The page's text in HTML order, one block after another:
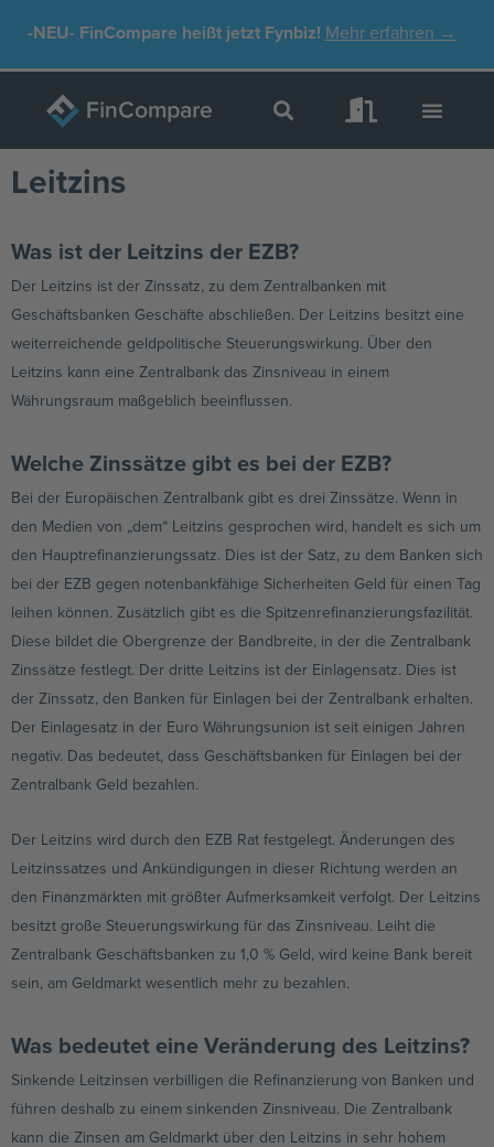
-NEU-FinCompare heißt jetzt Fynbiz! Mehr erfahren →
Leitzins
Was ist der Leitzins der EZB?
Der Leitzins ist der Zinssatz, zu dem Zentralbanken mit
Geschäftsbanken Geschäfte abschließen. Der Leitzins besitzt eine
weiterreichende geldpolitische Steuerungswirkung. Über den
Leitzins kann eine Zentralbank das Zinsniveau in einem
Währungsraum maßgeblich beeinflussen.
Welche Zinssätze gibt es bei der EZB?
Bei der Europäischen Zentralbank gibt es drei Zinssätze. Wenn in
den Medien von „dem“ Leitzins gesprochen wird, handelt es sich um
den Hauptrefinanzierungssatz. Dies ist der Satz, zu dem Banken sich
bei der EZB gegen notenbankfähige Sicherheiten Geld für einen Tag
leihen können. Zusätzlich gibt es die Spitzenrefinanzierungsfazilität.
Diese bildet die Obergrenze der Bandbreite, in der die Zentralbank
Zinssätze festlegt. Der dritte Leitzins ist der Einlagensatz. Dies ist
der Zinssatz, den Banken für Einlagen bei der Zentralbank erhalten.
Der Einlagesatz in der Euro Währungsunion ist seit einigen Jahren
negativ. Das bedeutet, dass Geschäftsbanken für Einlagen bei der
Zentralbank Geld bezahlen.
Der Leitzins wird durch den EZB Rat festgelegt. Änderungen des
Leitzinssatzes und Ankündigungen in dieser Richtung werden an
den Finanzmärkten mit größter Aufmerksamkeit verfolgt. Der Leitzins
besitzt große Steuerungswirkung für das Zinsniveau. Leiht die
Zentralbank Geschäftsbanken zu 1,0 % Geld, wird keine Bank bereit
sein, am Geldmarkt wesentlich mehr zu bezahlen.
Was bedeutet eine Veränderung des Leitzins?
Sinkende Leitzinsen verbilligen die Refinanzierung von Banken und
führen deshalb zu einem sinkenden Zinsniveau. Die Zentralbank
kann die Zinsen am Geldmarkt über den Leitzins in sehr hohem